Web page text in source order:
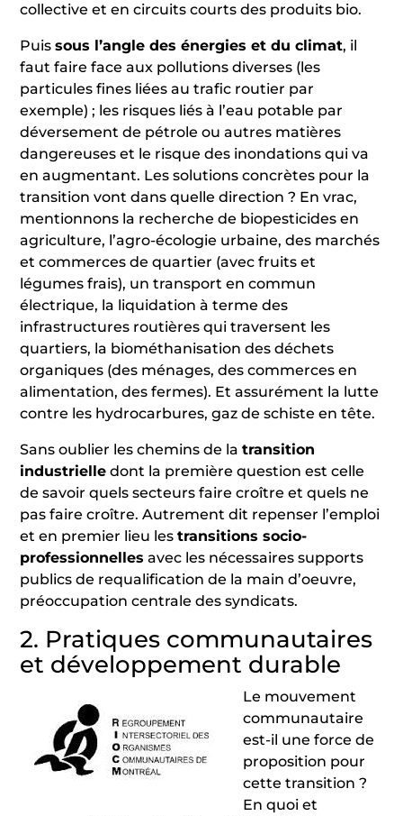
collective et en circuits courts des produits bio.
Puissous l’angle des énergies et du climat, il
faut faire face aux pollutions diverses (les
particules fines liées au trafic routier par
exemple) ; les risques liés à l’eau potable par
déversement de pétrole ou autres matières
dangereuses et le risque des inondations qui va
en augmentant. Les solutions concrètes pour la
transition vont dans quelle direction ? En vrac,
mentionnons la recherche de biopesticides en
agriculture, l’agro-écologie urbaine, des marchés
et commerces de quartier (avec fruits et
légumes frais), un transport en commun
électrique, la liquidation à terme des
infrastructures routières qui traversent les
quartiers, la biométhanisation des déchets
organiques (des ménages, des commerces en
alimentation, des fermes). Et assurément la lutte
contre les hydrocarbures, gaz de schiste en tête.
Sans oublier les chemins de latransition
industrielle dont la première question est celle
de savoir quels secteurs faire croître et quels ne
pas faire croître. Autrement dit repenser l’emploi
et en premier lieu lestransitions socio-
professionnelles avec les nécessaires supports
publics de requalification de la main d’oeuvre,
préoccupation centrale des syndicats.
2. Pratiques communautaires
et développement durable
Le mouvement
communautaire
est-il une force de
proposition pour
cette transition ?
En quoi et